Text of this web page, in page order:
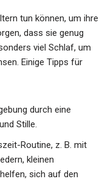
tun können, um ihre
dass sie genug
viel Schlaf, um
Einige Tipps für
durch eine
Stille.
Routine, z. B. mit
kleinen
sich auf den